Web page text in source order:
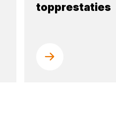
topprestaties